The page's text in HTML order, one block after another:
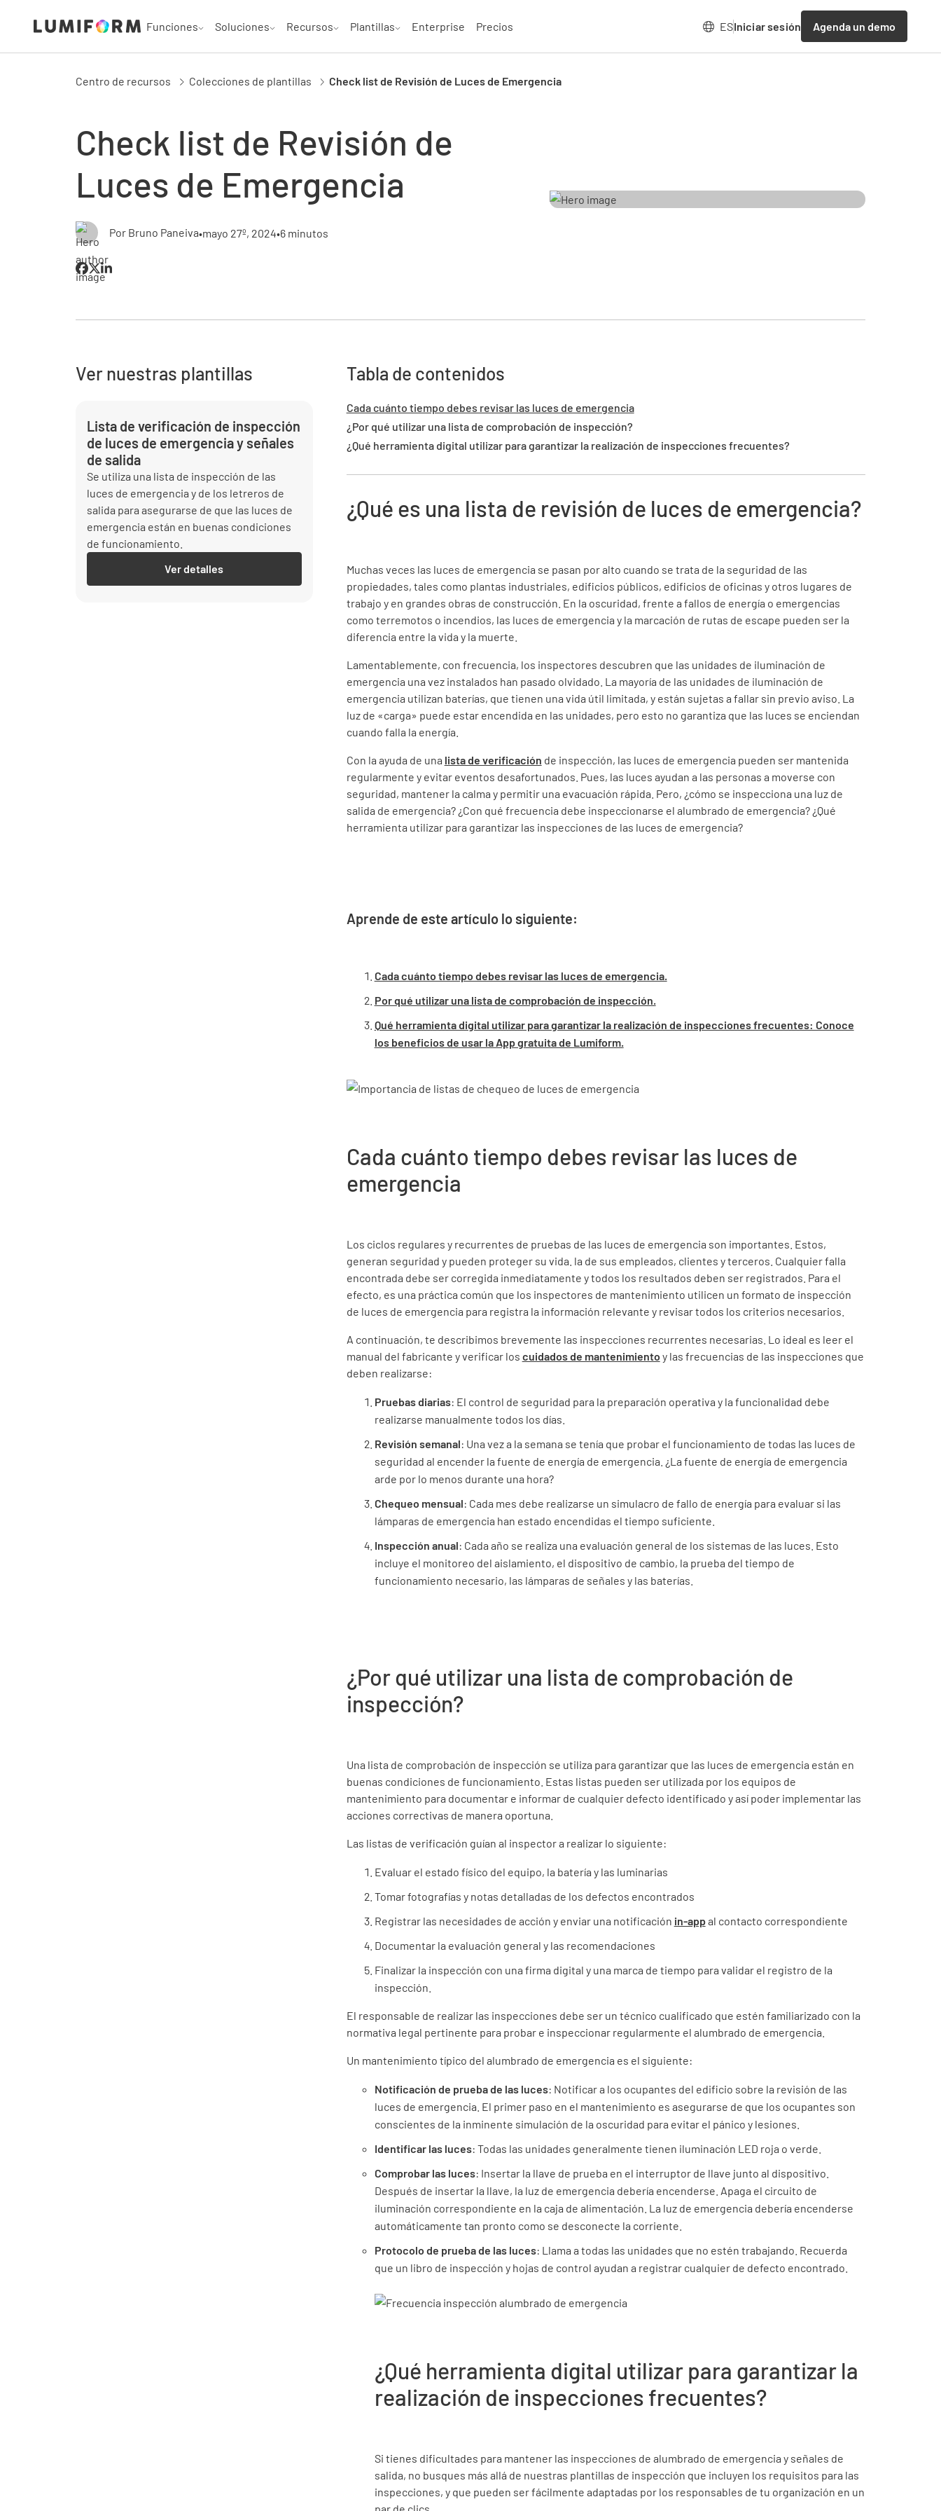
Funciones Soluciones Recursos Plantillas Enterprise Precios ESIniciar sesión Agenda un demo
Centro de recursos Colecciones de plantillas Check list de Revisión de Luces de Emergencia
Check list de Revisión de
Luces de Emergencia
Por Bruno Paneiva•mayo 27º, 2024•6 minutos
Ver nuestras plantillas
Lista de verificación de inspección
de luces de emergencia y señales
de salida
Se utiliza una lista de inspección de las
luces de emergencia y de los letreros de
salida para asegurarse de que las luces de
emergencia están en buenas condiciones
de funcionamiento.
Ver detalles
Tabla de contenidos
Cada cuánto tiempo debes revisar las luces de emergencia
¿Por qué utilizar una lista de comprobación de inspección?
¿Qué herramienta digital utilizar para garantizar la realización de inspecciones frecuentes?
¿Qué es una lista de revisión de luces de emergencia?
Muchas veces las luces de emergencia se pasan por alto cuando se trata de la seguridad de las
propiedades, tales como plantas industriales, edificios públicos, edificios de oficinas y otros lugares de
trabajo y en grandes obras de construcción. En la oscuridad, frente a fallos de energía o emergencias
como terremotos o incendios, las luces de emergencia y la marcación de rutas de escape pueden ser la
diferencia entre la vida y la muerte.
Lamentablemente, con frecuencia, los inspectores descubren que las unidades de iluminación de
emergencia una vez instalados han pasado olvidado. La mayoría de las unidades de iluminación de
emergencia utilizan baterías, que tienen una vida útil limitada, y están sujetas a fallar sin previo aviso. La
luz de «carga» puede estar encendida en las unidades, pero esto no garantiza que las luces se enciendan
cuando falla la energía.
Con la ayuda de una lista de verificación de inspección, las luces de emergencia pueden ser mantenida
regularmente y evitar eventos desafortunados. Pues, las luces ayudan a las personas a moverse con
seguridad, mantener la calma y permitir una evacuación rápida. Pero, ¿cómo se inspecciona una luz de
salida de emergencia? ¿Con qué frecuencia debe inspeccionarse el alumbrado de emergencia? ¿Qué
herramienta utilizar para garantizar las inspecciones de las luces de emergencia?
Aprende de este artículo lo siguiente:
Cada cuánto tiempo debes revisar las luces de emergencia.
Por qué utilizar una lista de comprobación de inspección.
Qué herramienta digital utilizar para garantizar la realización de inspecciones frecuentes: Conoce
los beneficios de usar la App gratuita de Lumiform.
Cada cuánto tiempo debes revisar las luces de
emergencia
Los ciclos regulares y recurrentes de pruebas de las luces de emergencia son importantes. Estos,
generan seguridad y pueden proteger su vida. la de sus empleados, clientes y terceros. Cualquier falla
encontrada debe ser corregida inmediatamente y todos los resultados deben ser registrados. Para el
efecto, es una práctica común que los inspectores de mantenimiento utilicen un formato de inspección
de luces de emergencia para registra la información relevante y revisar todos los criterios necesarios.
A continuación, te describimos brevemente las inspecciones recurrentes necesarias. Lo ideal es leer el
manual del fabricante y verificar los cuidados de mantenimiento y las frecuencias de las inspecciones que
deben realizarse:
Pruebas diarias: El control de seguridad para la preparación operativa y la funcionalidad debe
realizarse manualmente todos los días.
Revisión semanal: Una vez a la semana se tenía que probar el funcionamiento de todas las luces de
seguridad al encender la fuente de energía de emergencia. ¿La fuente de energía de emergencia
arde por lo menos durante una hora?
Chequeo mensual: Cada mes debe realizarse un simulacro de fallo de energía para evaluar si las
lámparas de emergencia han estado encendidas el tiempo suficiente.
Inspección anual: Cada año se realiza una evaluación general de los sistemas de las luces. Esto
incluye el monitoreo del aislamiento, el dispositivo de cambio, la prueba del tiempo de
funcionamiento necesario, las lámparas de señales y las baterías.
¿Por qué utilizar una lista de comprobación de
inspección?
Una lista de comprobación de inspección se utiliza para garantizar que las luces de emergencia están en
buenas condiciones de funcionamiento. Estas listas pueden ser utilizada por los equipos de
mantenimiento para documentar e informar de cualquier defecto identificado y así poder implementar las
acciones correctivas de manera oportuna.
Las listas de verificación guían al inspector a realizar lo siguiente:
Evaluar el estado físico del equipo, la batería y las luminarias
Tomar fotografías y notas detalladas de los defectos encontrados
Registrar las necesidades de acción y enviar una notificación in-appal contacto correspondiente
Documentar la evaluación general y las recomendaciones
Finalizar la inspección con una firma digital y una marca de tiempo para validar el registro de la
inspección.
El responsable de realizar las inspecciones debe ser un técnico cualificado que estén familiarizado con la
normativa legal pertinente para probar e inspeccionar regularmente el alumbrado de emergencia.
Un mantenimiento típico del alumbrado de emergencia es el siguiente:
Notificación de prueba de las luces: Notificar a los ocupantes del edificio sobre la revisión de las
luces de emergencia. El primer paso en el mantenimiento es asegurarse de que los ocupantes son
conscientes de la inminente simulación de la oscuridad para evitar el pánico y lesiones.
Identificar las luces: Todas las unidades generalmente tienen iluminación LED roja o verde.
Comprobar las luces: Insertar la llave de prueba en el interruptor de llave junto al dispositivo.
Después de insertar la llave, la luz de emergencia debería encenderse. Apaga el circuito de
iluminación correspondiente en la caja de alimentación. La luz de emergencia debería encenderse
automáticamente tan pronto como se desconecte la corriente.
Protocolo de prueba de las luces: Llama a todas las unidades que no estén trabajando. Recuerda
que un libro de inspección y hojas de control ayudan a registrar cualquier de defecto encontrado.
¿Qué herramienta digital utilizar para garantizar la
realización de inspecciones frecuentes?
Si tienes dificultades para mantener las inspecciones de alumbrado de emergencia y señales de
salida, no busques más allá de nuestras plantillas de inspección que incluyen los requisitos para las
inspecciones, y que pueden ser fácilmente adaptadas por los responsables de tu organización en un